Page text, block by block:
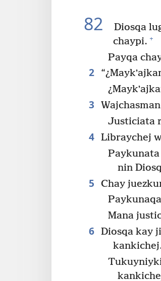
82
Diosqa
chaypi. +
Payqa
2
3
Justiciata
4 Libraychej
nin
5 Chay
Mana
6 Diosqa kay